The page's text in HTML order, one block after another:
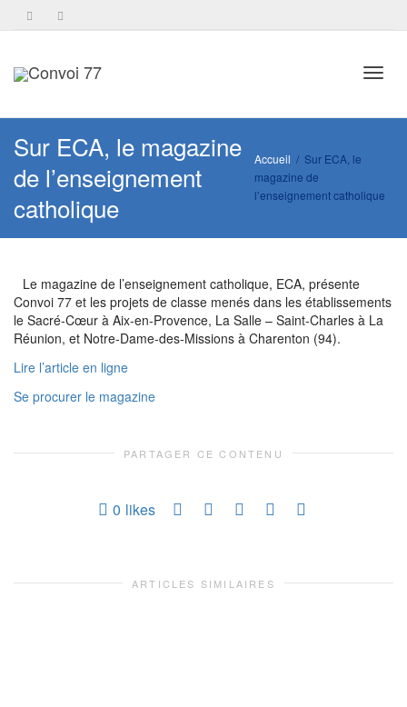
Sur ECA, le magazine
de l’enseignement
catholique
Accueil
Sur ECA, le
magazine de
l’enseignement catholique
Le magazine de l’enseignement catholique, ECA, présente
Convoi 77 et les projets de classe menés dans les établissements
le Sacré-Cœur à Aix-en-Provence, La Salle – Saint-Charles à La
Réunion, et Notre-Dame-des-Missions à Charenton (94).
Lire l’article en ligne
Se procurer le magazine
PARTAGER CE CONTENU
0 likes
ARTICLES SIMILAIRES